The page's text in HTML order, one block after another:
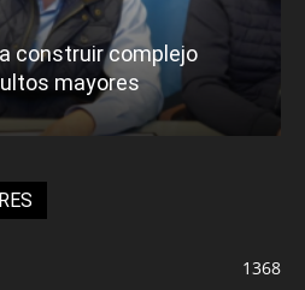
construir complejo
mayores
1368